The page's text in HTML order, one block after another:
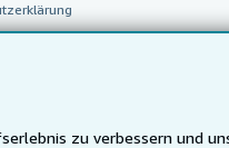
zu verbessern und